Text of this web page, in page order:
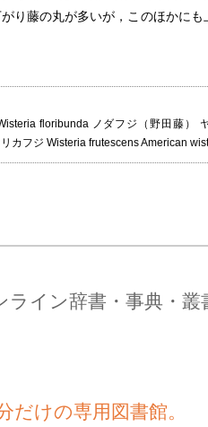
り藤の丸が多いが，このほかに
floribunda ノダフジ（野田藤
カフジ Wisteria frutescens American
ライン辞書・事典・
けの専用図書館。